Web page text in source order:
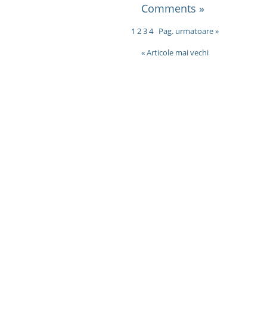
Comments »
1 234 Pag. urmatoare »
« Articole mai vechi